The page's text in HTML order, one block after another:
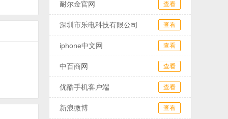
耐尔金官网 查看
深圳市乐电科技有限公司 查看
iphone中文网 查看
中百商网 查看
优酷手机客户端 查看
新浪微博 查看